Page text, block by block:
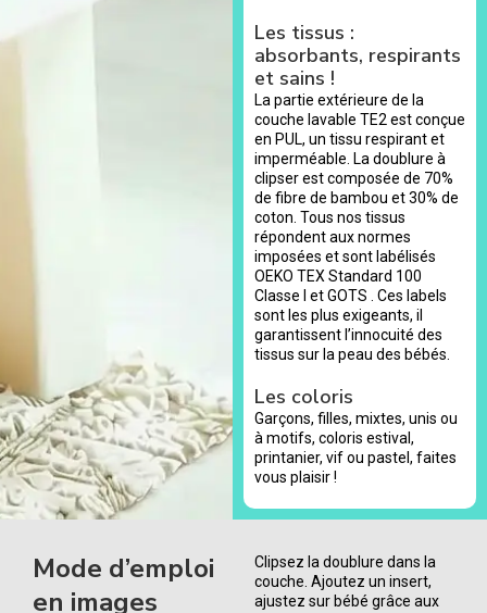
Les tissus :
absorbants, respirants
et sains !
La partie extérieure de la
couche lavable TE2 est conçue
en PUL, un tissu respirant et
imperméable. La doublure à
clipser est composée de 70%
de fibre de bambou et 30% de
coton. Tous nos tissus
répondent aux normes
imposées et sont labélisés
OEKO TEX Standard 100
Classe I et GOTS . Ces labels
sont les plus exigeants, il
garantissent l’innocuité des
tissus sur la peau des bébés.
Les coloris
Garçons, filles, mixtes, unis ou
à motifs, coloris estival,
printanier, vif ou pastel, faites
vous plaisir !
Mode d’emploi
en images
Clipsez la doublure dans la
couche. Ajoutez un insert,
ajustez sur bébé grâce aux